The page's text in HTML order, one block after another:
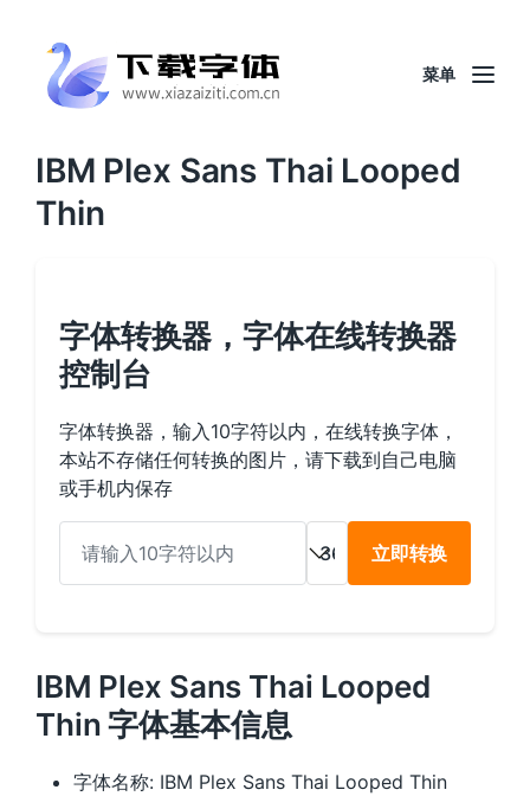
菜单
IBM Plex Sans Thai Looped
Thin
字体转换器，字体在线转换器
控制台
字体转换器，输入10字符以内，在线转换字体，
本站不存储任何转换的图片，请下载到自己电脑
或手机内保存
立即转换
IBM Plex Sans Thai Looped
Thin 字体基本信息
字体名称: IBM Plex Sans Thai Looped Thin